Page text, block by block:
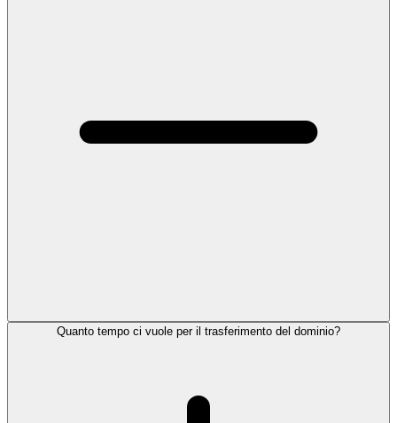
Quanto tempo ci vuole per il trasferimento del dominio?